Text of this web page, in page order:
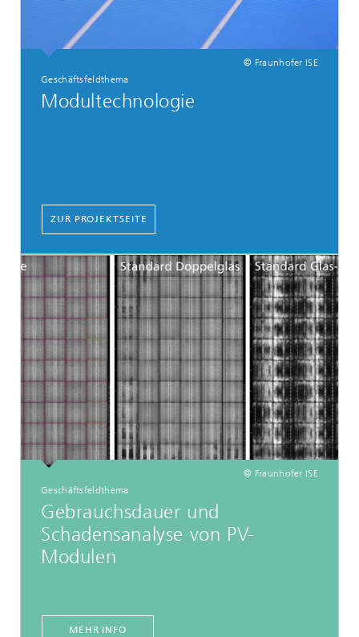
© Fraunhofer ISE
Geschäftsfeldthema
Modultechnologie
ZUR PROJEKTSEITE
© Fraunhofer ISE
Geschäftsfeldthema
Gebrauchsdauer und
Schadensanalyse von PV-
Modulen
MEHR INFO